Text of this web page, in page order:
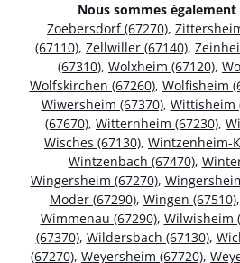
Nous sommes
Zoebersdorf (67270),
(67110), Zellwiller (67140),
(67310), Wolxheim (67120),
Wolfskirchen (67260), Wolfisheim
Wiwersheim (67370), Wittisheim
(67670), Witternheim (67230),
Wisches (67130), Wintzenheim-
Wintzenbach (67470),
Wingersheim (67270),
Moder (67290), Wingen (67510),
Wimmenau (67290), Wilwisheim
(67370), Wildersbach (67130),
(67270), Weyersheim (67720),